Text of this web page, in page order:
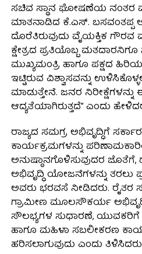
ಸಚಿವ ಸ್ಥಾನ ಘೋಷಣೆಯ ನಂತರ
ಮಾತನಾಡಿದ ಕೆ.ಎಸ್. ಬಸವಂತಪ್ಪ
ದೊರೆತಿರುವುದು ವೈಯಕ್ತಿಕ ಗೌರವ
ಕ್ಷೇತ್ರದ ಪ್ರತಿಯೊಬ್ಬ
ಮುಖ್ಯಮಂತ್ರಿ ಹಾಗೂ ಪಕ್ಷದ
ಇಟ್ಟಿರುವ ವಿಶ್ವಾಸವನ್ನು
ಮಾಡುತ್ತೇನೆ. ಜನರ
ಆದ್ಯತೆಯಾಗಿರುತ್ತದೆ” ಎಂದು
ರಾಜ್ಯದ ಸಮಗ್ರ ಅಭಿವೃದ್ಧಿಗೆ
ಕಾರ್ಯಕ್ರಮಗಳನ್ನು
ಅನುಷ್ಠಾನಗೊಳಿಸುವುದರ
ಅಭಿವೃದ್ಧಿ ಯೋಜನೆಗಳನ್ನು ತರಲು
ಅವರು ಭರವಸೆ ನೀಡಿದರು. ರೈತರ
ಗ್ರಾಮೀಣ ಮೂಲಸೌಕರ್ಯ ಅಭಿವೃದ್ಧಿ,
ಸೌಲಭ್ಯಗಳ ಸುಧಾರಣೆ, ಯುವಕರಿಗೆ
ಹಾಗೂ ಮಹಿಳಾ ಸಬಲೀಕರಣ
ಹರಿಸಲಾಗುವುದು ಎಂದು